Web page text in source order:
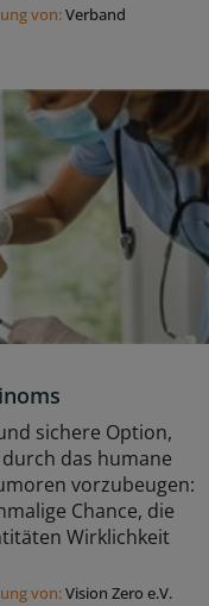
von:Verband
sichere Option,
das humane
vorzubeugen:
Chance, die
Wirklichkeit
von:Vision Zero e.V.